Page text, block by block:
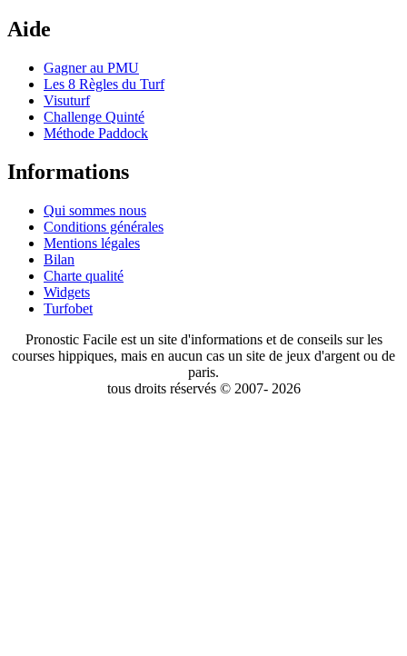
Aide
Gagner au PMU
Les 8 Règles du Turf
Visuturf
Challenge Quinté
Méthode Paddock
Informations
Qui sommes nous
Conditions générales
Mentions légales
Bilan
Charte qualité
Widgets
Turfobet
Pronostic Facile est un site d'informations et de conseils sur les
courses hippiques, mais en aucun cas un site de jeux d'argent ou de
paris.
tous droits réservés © 2007- 2026